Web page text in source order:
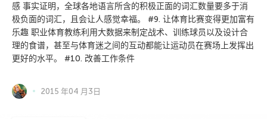
感 事实证明，全球各地语言所含的积极正面的词汇数量要多于消
极负面的词汇，且会让人感觉幸福。 #9. 让体育比赛变得更加富有
乐趣 职业体育教练利用大数据来制定战术、训练球员以及设计合
理的食谱，甚至与体育迷之间的互动都能让运动员在赛场上发挥出
更好的水平。 #10. 改善工作条件
2015 年04 月3日